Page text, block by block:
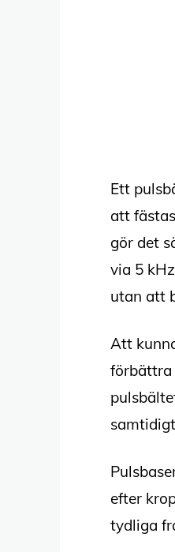
Ett
att
gör det
via 5
utan att
Att
förbättra
efter
tydliga